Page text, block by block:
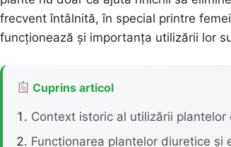
frecvent întâlnită, în special printre
funcționează și importanța utilizării lor
Cuprins articol
Context istoric al utilizării plantelor
Funcționarea plantelor diuretice și